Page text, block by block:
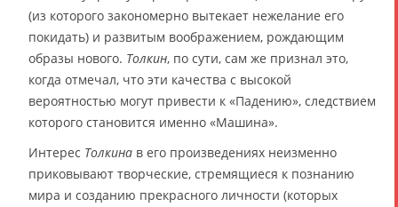
(из которого закономерно вытекает нежелание его
покидать) и развитым воображением, рождающим
образы нового. Толкин, по сути, сам же признал это,
когда отмечал, что эти качества с высокой
вероятностью могут привести к «Падению», следствием
которого становится именно «Машина».
Интерес Толкина в его произведениях неизменно
приковывают творческие, стремящиеся к познанию
мира и созданию прекрасного личности (которых